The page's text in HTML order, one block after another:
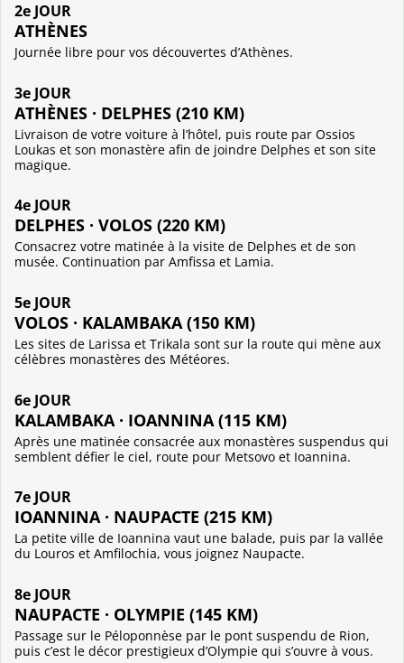
2e JOUR
ATHÈNES
Journée libre pour vos découvertes d’Athènes.
3e JOUR
ATHÈNES · DELPHES (210 KM)
Livraison de votre voiture à l’hôtel, puis route par Ossios
Loukas et son monastère afin de joindre Delphes et son site
magique.
4e JOUR
DELPHES · VOLOS (220 KM)
Consacrez votre matinée à la visite de Delphes et de son
musée. Continuation par Amfissa et Lamia.
5e JOUR
VOLOS · KALAMBAKA (150 KM)
Les sites de Larissa et Trikala sont sur la route qui mène aux
célèbres monastères des Météores.
6e JOUR
KALAMBAKA · IOANNINA (115 KM)
Après une matinée consacrée aux monastères suspendus qui
semblent défier le ciel, route pour Metsovo et Ioannina.
7e JOUR
IOANNINA · NAUPACTE (215 KM)
La petite ville de Ioannina vaut une balade, puis par la vallée
du Louros et Amfilochia, vous joignez Naupacte.
8e JOUR
NAUPACTE · OLYMPIE (145 KM)
Passage sur le Péloponnèse par le pont suspendu de Rion,
puis c’est le décor prestigieux d’Olympie qui s’ouvre à vous.